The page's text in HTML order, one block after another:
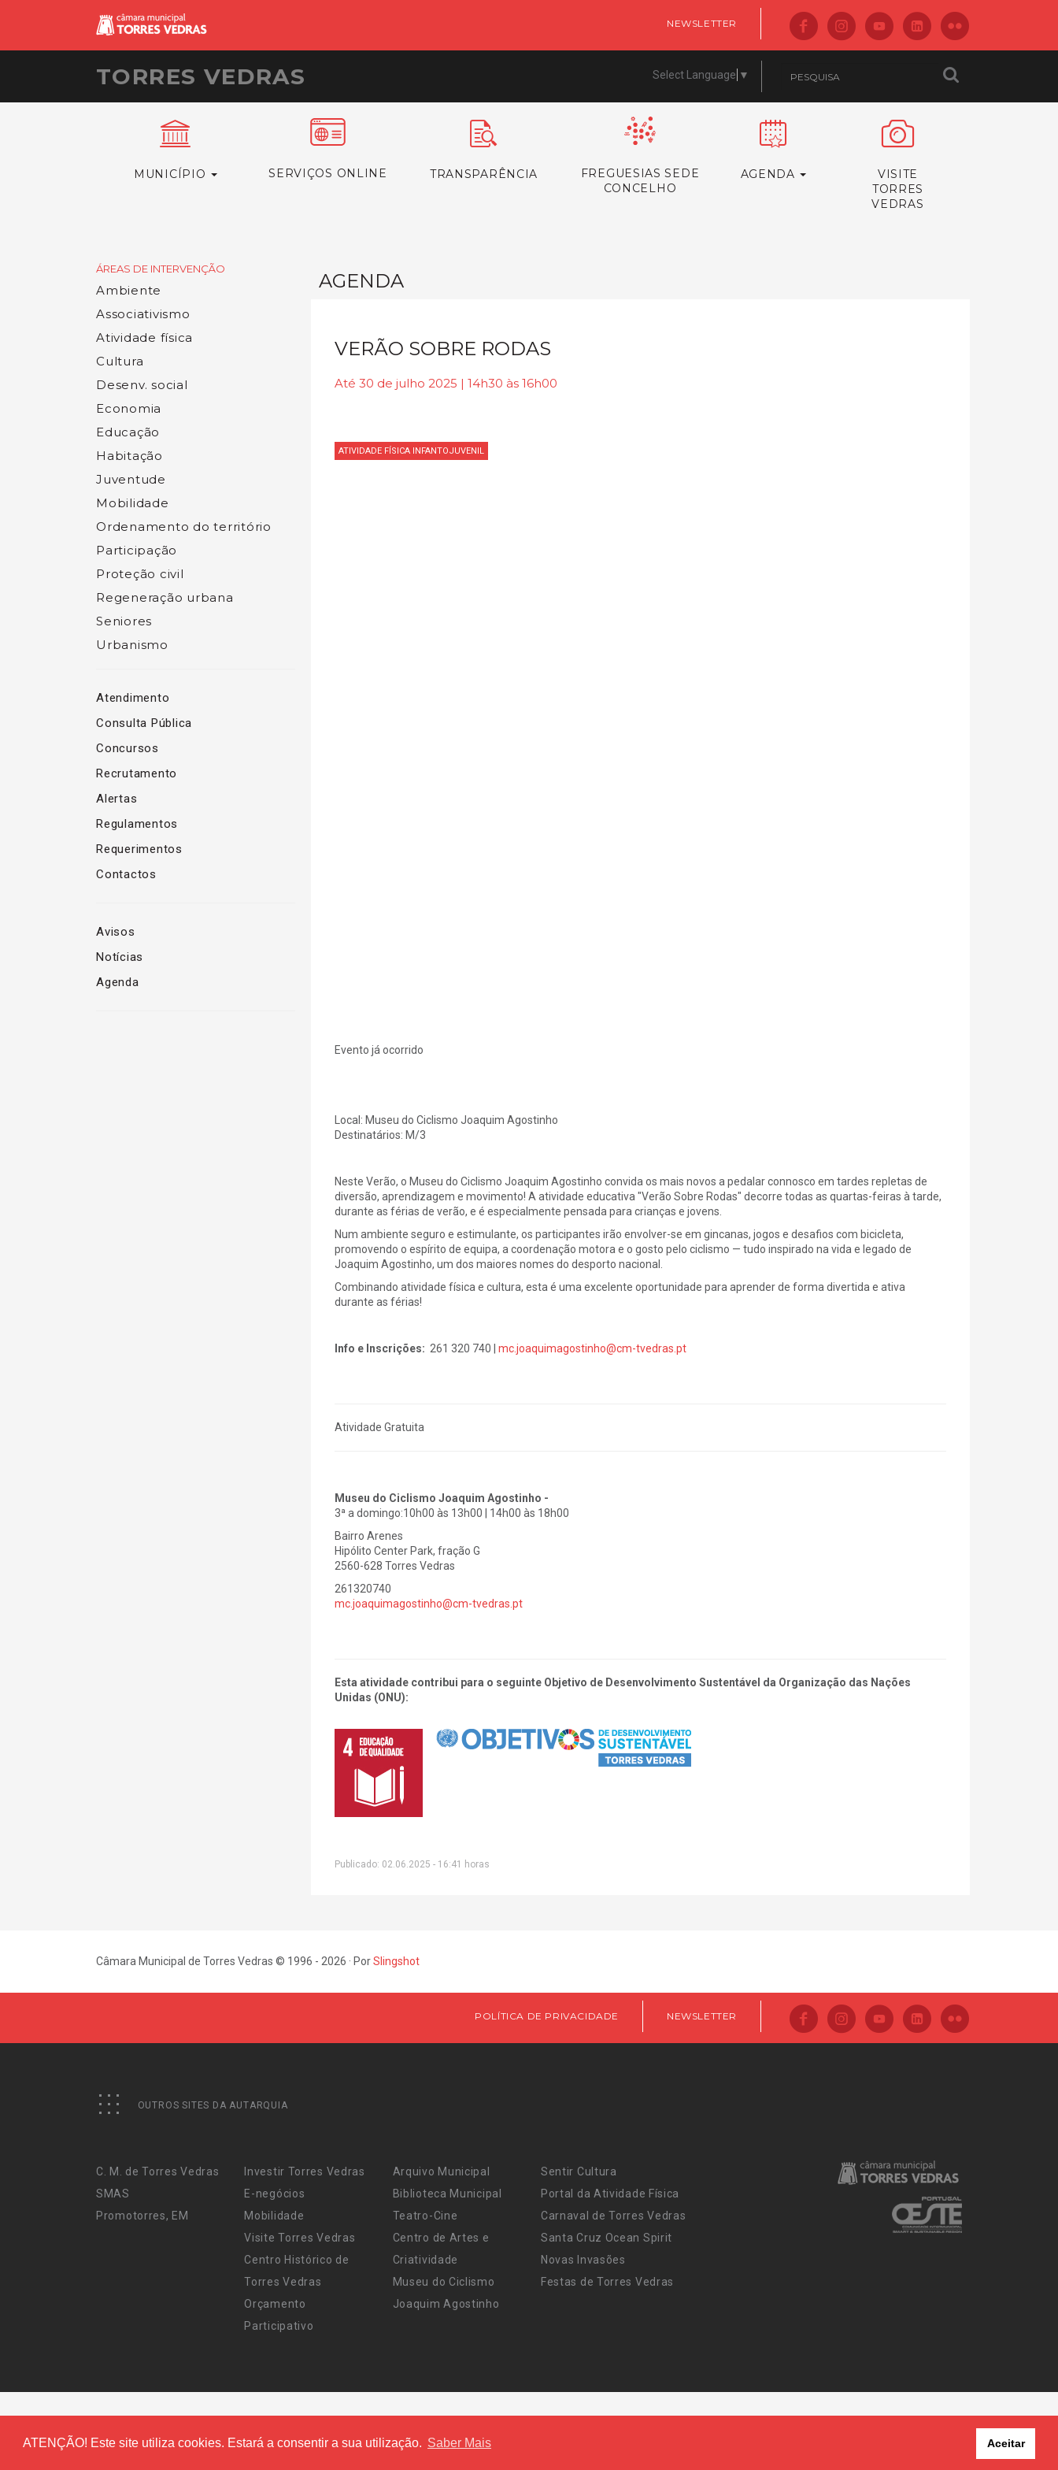
ATENÇÃO! Este site utiliza cookies. Estará a consentir a sua utilização. Saber Mais Aceitar
NEWSLETTER
TORRES VEDRAS Select Language ▼
MUNICÍPIO SERVIÇOS ONLINE TRANSPARÊNCIA
FREGUESIAS SEDE
CONCELHO
AGENDA
VISITE
TORRES
VEDRAS
ÁREAS DE INTERVENÇÃO
Ambiente
Associativismo
Atividade física
Cultura
Desenv. social
Economia
Educação
Habitação
Juventude
Mobilidade
Ordenamento do território
Participação
Proteção civil
Regeneração urbana
Seniores
Urbanismo
Atendimento
Consulta Pública
Concursos
Recrutamento
Alertas
Regulamentos
Requerimentos
Contactos
Avisos
Notícias
Agenda
AGENDA
VERÃO SOBRE RODAS
Até 30 de julho 2025 | 14h30 às 16h00
ATIVIDADE FÍSICA INFANTOJUVENIL
Evento já ocorrido
Local: Museu do Ciclismo Joaquim Agostinho
Destinatários: M/3
Neste Verão, o Museu do Ciclismo Joaquim Agostinho convida os mais novos a pedalar connosco em tardes repletas de
diversão, aprendizagem e movimento! A atividade educativa "Verão Sobre Rodas" decorre todas as quartas-feiras à tarde,
durante as férias de verão, e é especialmente pensada para crianças e jovens.
Num ambiente seguro e estimulante, os participantes irão envolver-se em gincanas, jogos e desafios com bicicleta,
promovendo o espírito de equipa, a coordenação motora e o gosto pelo ciclismo — tudo inspirado na vida e legado de
Joaquim Agostinho, um dos maiores nomes do desporto nacional.
Combinando atividade física e cultura, esta é uma excelente oportunidade para aprender de forma divertida e ativa
durante as férias!
Info e Inscrições: 261 320 740 | mc.joaquimagostinho@cm-tvedras.pt
Atividade Gratuita
Museu do Ciclismo Joaquim Agostinho -
3ª a domingo:10h00 às 13h00 | 14h00 às 18h00
Bairro Arenes
Hipólito Center Park, fração G
2560-628 Torres Vedras
261320740
mc.joaquimagostinho@cm-tvedras.pt
Esta atividade contribui para o seguinte Objetivo de Desenvolvimento Sustentável da Organização das Nações
Unidas (ONU):
Publicado: 02.06.2025 - 16:41 horas
Câmara Municipal de Torres Vedras © 1996 - 2026 · PorSlingshot
POLÍTICA DE PRIVACIDADE NEWSLETTER
OUTROS SITES DA AUTARQUIA
C. M. de Torres Vedras
SMAS
Promotorres, EM
Investir Torres Vedras
E-negócios
Mobilidade
Visite Torres Vedras
Centro Histórico de
Torres Vedras
Orçamento
Participativo
Arquivo Municipal
Biblioteca Municipal
Teatro-Cine
Centro de Artes e
Criatividade
Museu do Ciclismo
Joaquim Agostinho
Sentir Cultura
Portal da Atividade Física
Carnaval de Torres Vedras
Santa Cruz Ocean Spirit
Novas Invasões
Festas de Torres Vedras